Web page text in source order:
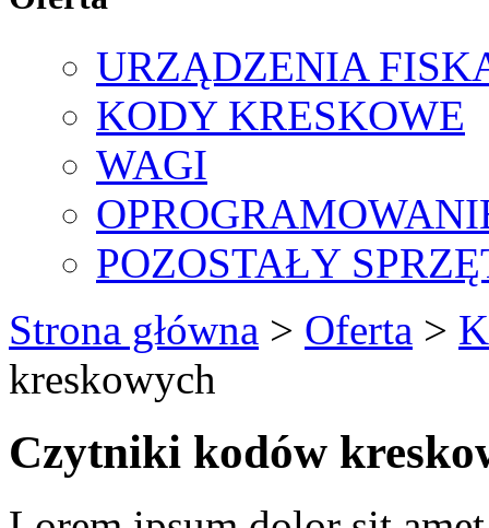
URZĄDZENIA
KODY KRESKOWE
WAGI
POZOSTAŁY
Strona główna > Oferta >
kreskowych
Czytniki kodów